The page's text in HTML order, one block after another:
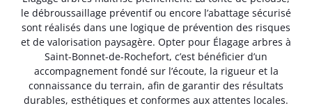
le débroussaillage préventif ou encore l’abattage sécurisé
sont réalisés dans une logique de prévention des risques
et de valorisation paysagère. Opter pour Élagage arbres à
Saint-Bonnet-de-Rochefort, c’est bénéficier d’un
accompagnement fondé sur l’écoute, la rigueur et la
connaissance du terrain, afin de garantir des résultats
durables, esthétiques et conformes aux attentes locales.